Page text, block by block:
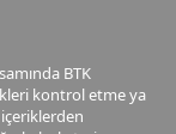
BTK
kontrol etme ya